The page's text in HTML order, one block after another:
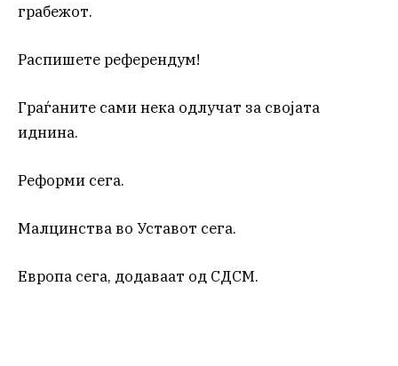
грабежот.
Распишете референдум!
Граѓаните сами нека одлучат за својата
иднина.
Реформи сега.
Малцинства во Уставот сега.
Европа сега, додаваат од СДСМ.